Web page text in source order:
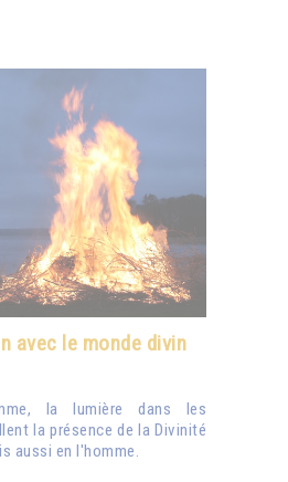
avec le monde divin
la lumière dans les
la présence de la Divinité
aussi en l'homme.